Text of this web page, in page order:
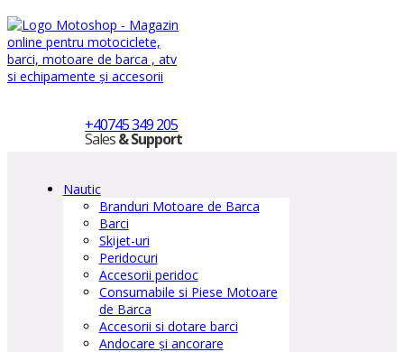
+40745 349 205
Sales& Support
Nautic
Branduri Motoare de Barca
Barci
Skijet-uri
Peridocuri
Accesorii peridoc
Consumabile si Piese Motoare
de Barca
Accesorii si dotare barci
Andocare și ancorare